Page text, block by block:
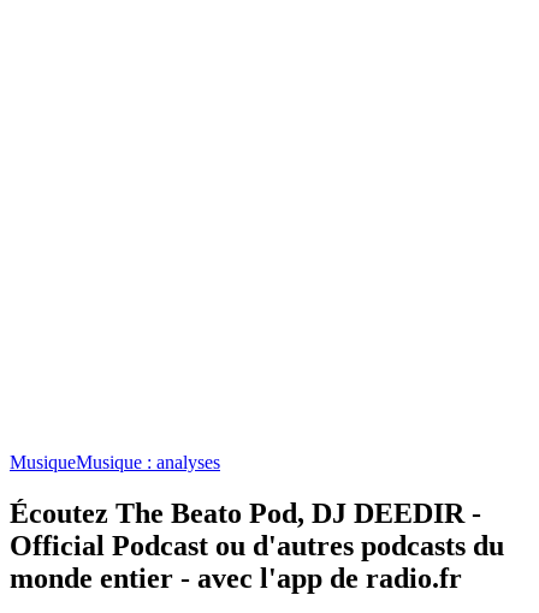
MusiqueMusique : analyses
Écoutez The Beato Pod, DJ DEEDIR -
Official Podcast ou d'autres podcasts du
monde entier - avec l'app de radio.fr